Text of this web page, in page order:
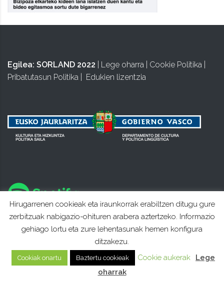
Egilea: SORLAND 2022 Lege oharra Cookie Politika
Pribatutasun Politika
Edukien lizentzia
Hirugarrenen cookieak eta iraunkorrak erabiltzen ditugu gure
zerbitzuak nabigazio-ohituren arabera aztertzeko. Informazio
gehiago lortu eta zure lehentasunak hemen konfigura
ditzakezu.
Cookiak onartu Baztertu cookieak Cookie aukerak
Lege
oharrak